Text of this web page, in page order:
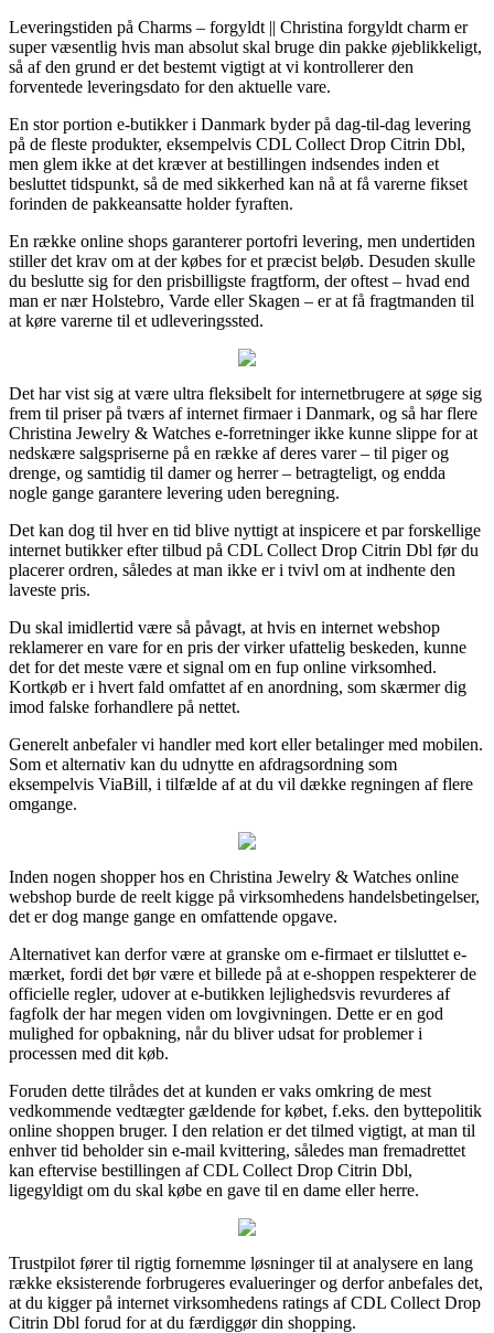
Leveringstiden på Charms – forgyldt || Christina forgyldt charm er
super væsentlig hvis man absolut skal bruge din pakke øjeblikkeligt,
så af den grund er det bestemt vigtigt at vi kontrollerer den
forventede leveringsdato for den aktuelle vare.
En stor portion e-butikker i Danmark byder på dag-til-dag levering
på de fleste produkter, eksempelvis CDL Collect Drop Citrin Dbl,
men glem ikke at det kræver at bestillingen indsendes inden et
besluttet tidspunkt, så de med sikkerhed kan nå at få varerne fikset
forinden de pakkeansatte holder fyraften.
En række online shops garanterer portofri levering, men undertiden
stiller det krav om at der købes for et præcist beløb. Desuden skulle
du beslutte sig for den prisbilligste fragtform, der oftest – hvad end
man er nær Holstebro, Varde eller Skagen – er at få fragtmanden til
at køre varerne til et udleveringssted.
Det har vist sig at være ultra fleksibelt for internetbrugere at søge sig
frem til priser på tværs af internet firmaer i Danmark, og så har flere
Christina Jewelry & Watches e-forretninger ikke kunne slippe for at
nedskære salgspriserne på en række af deres varer – til piger og
drenge, og samtidig til damer og herrer – betragteligt, og endda
nogle gange garantere levering uden beregning.
Det kan dog til hver en tid blive nyttigt at inspicere et par forskellige
internet butikker efter tilbud på CDL Collect Drop Citrin Dbl før du
placerer ordren, således at man ikke er i tvivl om at indhente den
laveste pris.
Du skal imidlertid være så påvagt, at hvis en internet webshop
reklamerer en vare for en pris der virker ufattelig beskeden, kunne
det for det meste være et signal om en fup online virksomhed.
Kortkøb er i hvert fald omfattet af en anordning, som skærmer dig
imod falske forhandlere på nettet.
Generelt anbefaler vi handler med kort eller betalinger med mobilen.
Som et alternativ kan du udnytte en afdragsordning som
eksempelvis ViaBill, i tilfælde af at du vil dække regningen af flere
omgange.
Inden nogen shopper hos en Christina Jewelry & Watches online
webshop burde de reelt kigge på virksomhedens handelsbetingelser,
det er dog mange gange en omfattende opgave.
Alternativet kan derfor være at granske om e-firmaet er tilsluttet e-
mærket, fordi det bør være et billede på at e-shoppen respekterer de
officielle regler, udover at e-butikken lejlighedsvis revurderes af
fagfolk der har megen viden om lovgivningen. Dette er en god
mulighed for opbakning, når du bliver udsat for problemer i
processen med dit køb.
Foruden dette tilrådes det at kunden er vaks omkring de mest
vedkommende vedtægter gældende for købet, f.eks. den byttepolitik
online shoppen bruger. I den relation er det tilmed vigtigt, at man til
enhver tid beholder sin e-mail kvittering, således man fremadrettet
kan eftervise bestillingen af CDL Collect Drop Citrin Dbl,
ligegyldigt om du skal købe en gave til en dame eller herre.
Trustpilot fører til rigtig fornemme løsninger til at analysere en lang
række eksisterende forbrugeres evalueringer og derfor anbefales det,
at du kigger på internet virksomhedens ratings af CDL Collect Drop
Citrin Dbl forud for at du færdiggør din shopping.